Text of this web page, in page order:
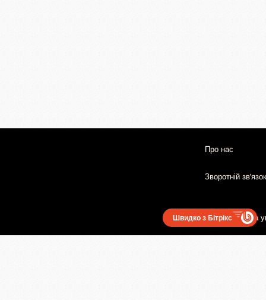
Про нас
Зворотній зв'язок
Користувацька
Швидко з Бітрікс